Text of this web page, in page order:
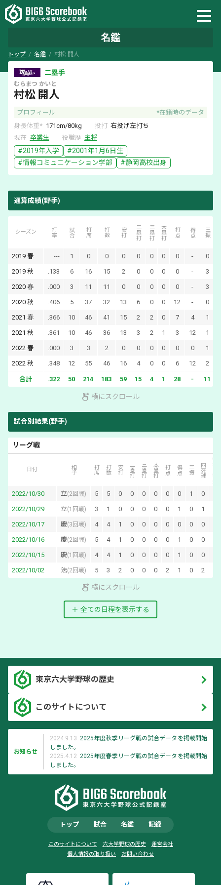
名鑑
トップ 名鑑 村松 開人
二塁手
村松 開人
むらまつ かいと
プロフィール
*在籍時のデータ
身長体重* 171cm/80kg 投打 右投げ左打ち
現在 卒業生 役職歴 主将
#2019年入学 #2001年1月6日 生
#情報コミュニケーション学部 #静岡高校出身
通算成績(野手)
シーズン 打率 試合 打席 打数 安打 二塁打 三塁打 本塁打 打点 得点 三振
2019 春 .--- 1 0 0 0 0 0 0 0 - 0
2019 秋 .133 6 16 15 2 0 0 0 0 - 3
2020 春 .000 3 11 11 0 0 0 0 0 - 3
2020 秋 .406 5 37 32 13 6 0 0 12 - 0
2021 春 .366 10 46 41 15 2 2 0 7 4 1
2021 秋 .361 10 46 36 13 3 2 1 3 12 1
2022 春 .000 3 3 2 0 0 0 0 0 0 1
2022 秋 .348 12 55 46 16 4 0 0 6 12 2
合計 .322 50 214 183 59 15 4 1 28 - 11
横にスクロール
試合別結果(野手)
リーグ戦
日付 相手 打席 打数 安打 二塁打 三塁打 本塁打 打点 得点 三振 四死球 犠打・犠飛
2022/10/30 立(2回戦) 5 5 0 0 0 0 0 0 1 0
2022/10/29 立(1回戦) 3 1 0 0 0 0 0 1 0 1
2022/10/17 慶(3回戦) 4 4 1 0 0 0 0 0 0 0
2022/10/16 慶(2回戦) 5 4 1 0 0 0 0 1 0 0
2022/10/15 慶(1回戦) 4 4 1 0 0 0 0 1 0 0
2022/10/02 法(2回戦) 5 3 2 0 0 0 2 1 0 2
横にスクロール
全ての日程を表示する
東京六大学野球の歴史
このサイトについて
お知らせ
2024.9.13 2025年度秋季リーグ戦の試合データを掲載開始
しました。
2025.4.12 2025年度春季リーグ戦の試合データを掲載開始
しました。
トップ 試合 名鑑 記録
このサイトについて 六大学野球の歴史
運営会社
個人情報の取り扱い
お問い合わせ